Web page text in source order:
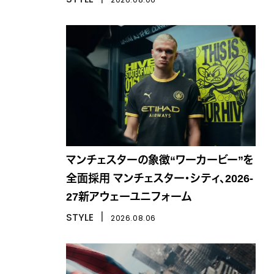
マンチェスターの象徴“ワーカービー”を
全面採用 マンチェスター・シティ、2026-
27新アウェーユニフォーム
STYLE 2026.08.06